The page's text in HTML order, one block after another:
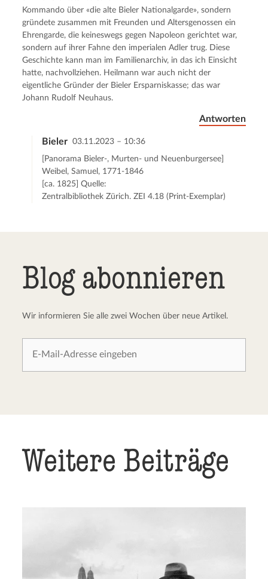
Kommando über «die alte Bieler Nationalgarde», sondern
gründete zusammen mit Freunden und Altersgenossen ein
Ehrengarde, die keineswegs gegen Napoleon gerichtet war,
sondern auf ihrer Fahne den imperialen Adler trug. Diese
Geschichte kann man im Familienarchiv, in das ich Einsicht
hatte, nachvollziehen. Heilmann war auch nicht der
eigentliche Gründer der Bieler Ersparniskasse; das war
Johann Rudolf Neuhaus.
Antworten
Bieler 03.11.2023 – 10:36
[Panorama Bieler-, Murten- und Neuenburgersee]
Weibel, Samuel, 1771-1846
[ca. 1825] Quelle:
Zentralbibliothek Zürich. ZEI 4.18 (Print-Exemplar)
Blog abonnieren
Wir informieren Sie alle zwei Wochen über neue Artikel.
Weitere Beiträge